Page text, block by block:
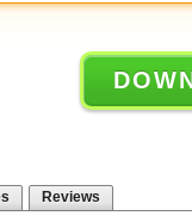
Reviews